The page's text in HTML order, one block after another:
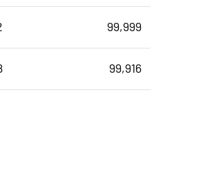
99,999
99,916